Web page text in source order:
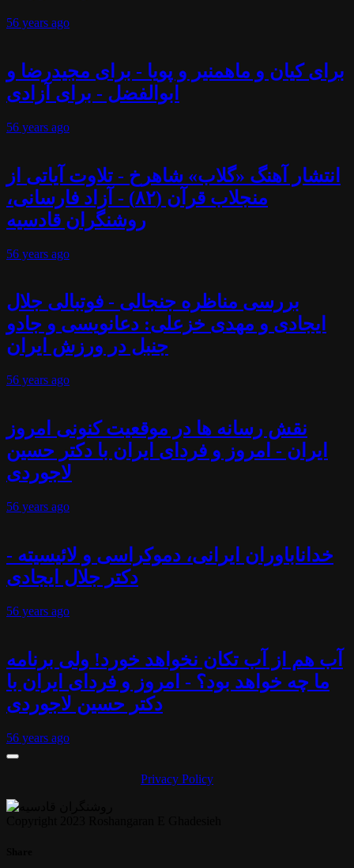
56 years ago
برای کیان و ماهمنیر و پویا - برای مجیدرضا و
ابوالفضل - برای آزادی
56 years ago
انتشار آهنگ «گلاب» شاهرخ - تلاوت آیاتی از
منجلاب قرآن (۸۲) - آزاد فارسانی،
روشنگران قادسیه
56 years ago
بررسی مناظره جنجالی - فوتبالی جلال
ایجادی و مهدی خزعلی: دعانویسی و جادو
جنبل در ورزش ایران
56 years ago
نقش رسانه ها در موقعیت کنونی امروز
ایران - امروز و فردای ایران با دکتر حسین
لاجوردی
56 years ago
خداناباوران ایرانی، دموکراسی و لائیسیته -
دکتر جلال ایجادی
56 years ago
آب هم از آب تکان نخواهد خورد! ولی برنامه
ما چه خواهد بود؟ - امروز و فردای ایران با
دکتر حسین لاجوردی
56 years ago
Privacy Policy